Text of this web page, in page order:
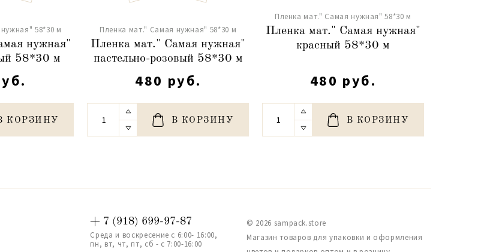
58*30 м
нужная"
58*30 м
КОРЗИНУ
Пленка мат." Самая нужная" 58*30 м
Пленка мат." Самая нужная"
пастельно-розовый 58*30 м
480 руб.
В КОРЗИНУ
Пленка мат." Самая нужная" 58*30 м
Пленка мат." Самая нужная"
красный 58*30 м
480 руб.
В КОРЗИНУ
+ 7 (918) 699-97-87
Среда и воскресение с 6:00- 16:00,
пн, вт, чт, пт, сб - с 7:00-16:00
© 2026 sampack.store
Магазин товаров для упаковки и оформления